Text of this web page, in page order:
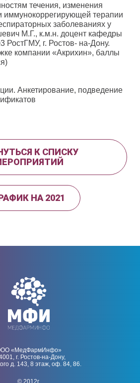
течения, изменения
иммунокоррегирующей терапии
заболеваниях у
М.Г., к.м.н. доцент кафедры
РостГМУ, г. Ростов- на-Дону.
компании «Акрихин», баллы
Анкетирование, подведение
К СПИСКУ
НА 2021
«МедФармИнфо»
г. Ростов-на-Дону,
д. 143, 8 этаж, оф. 84, 86.
© 2012г.